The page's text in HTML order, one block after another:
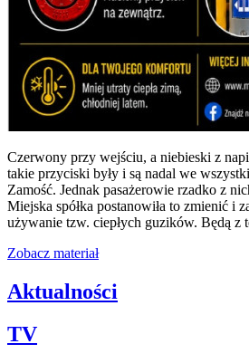
Czerwony przy wejściu, a niebieski z
takie przyciski były i są nadal we
Zamość. Jednak pasażerowie rzadko z
Miejska spółka postanowiła to zmienić i
używanie tzw. ciepłych guzików. Będą z
Zobacz materiał
Aktualności
TV